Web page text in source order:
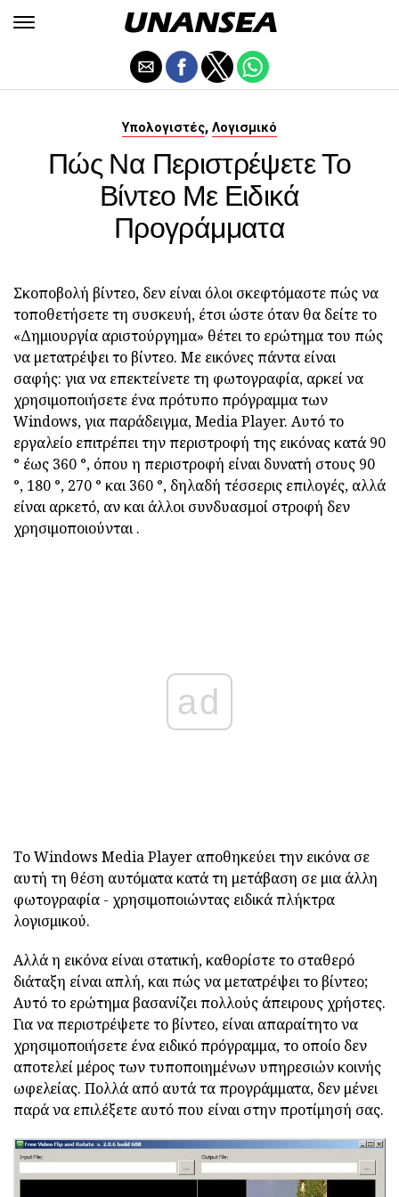
Υπολογιστές, Λογισμικό
Πώς Να Περιστρέψετε Το
Βίντεο Με Ειδικά
Προγράμματα
Σκοποβολή βίντεο, δεν είναι όλοι σκεφτόμαστε πώς να
τοποθετήσετε τη συσκευή, έτσι ώστε όταν θα δείτε το
«Δημιουργία αριστούργημα» θέτει το ερώτημα του πώς
να μετατρέψει το βίντεο. Με εικόνες πάντα είναι
σαφής: για να επεκτείνετε τη φωτογραφία, αρκεί να
χρησιμοποιήσετε ένα πρότυπο πρόγραμμα των
Windows, για παράδειγμα, Media Player. Αυτό το
εργαλείο επιτρέπει την περιστροφή της εικόνας κατά 90
° έως 360 °, όπου η περιστροφή είναι δυνατή στους 90
°, 180 °, 270 ° και 360 °, δηλαδή τέσσερις επιλογές, αλλά
είναι αρκετό, αν και άλλοι συνδυασμοί στροφή δεν
χρησιμοποιούνται .
ad
Το Windows Media Player αποθηκεύει την εικόνα σε
αυτή τη θέση αυτόματα κατά τη μετάβαση σε μια άλλη
φωτογραφία - χρησιμοποιώντας ειδικά πλήκτρα
λογισμικού.
Αλλά η εικόνα είναι στατική, καθορίστε το σταθερό
διάταξη είναι απλή, και πώς να μετατρέψει το βίντεο;
Αυτό το ερώτημα βασανίζει πολλούς άπειρους χρήστες.
Για να περιστρέψετε το βίντεο, είναι απαραίτητο να
χρησιμοποιήσετε ένα ειδικό πρόγραμμα, το οποίο δεν
αποτελεί μέρος των τυποποιημένων υπηρεσιών κοινής
ωφελείας. Πολλά από αυτά τα προγράμματα, δεν μένει
παρά να επιλέξετε αυτό που είναι στην προτίμησή σας.